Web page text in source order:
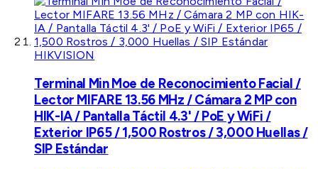
HIKVISION
Terminal Min Moe de Reconocimiento Facial /
Lector MIFARE 13.56 MHz / Cámara 2 MP con
HIK-IA / Pantalla Táctil 4.3' / PoE y WiFi /
Exterior IP65 / 1,500 Rostros / 3,000 Huellas /
SIP Estándar